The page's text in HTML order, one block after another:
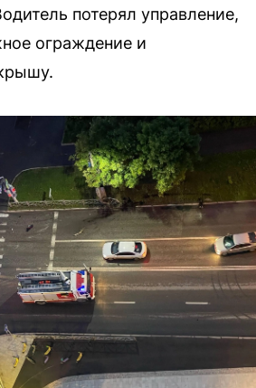
потерял управление,
ограждение и